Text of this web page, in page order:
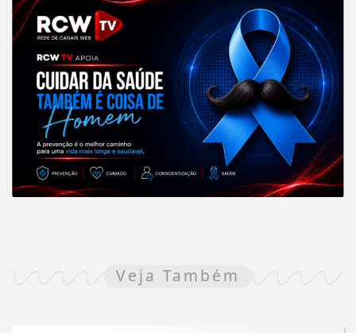
Veja Também